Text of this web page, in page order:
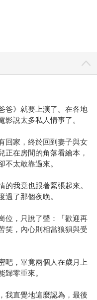
爸》就要上演了。在各地
說太多私人情事了。
回家，終於回到妻子與女
正在房間的角落看繪本，
太敢靠過來。
我竟也跟著緊張起來。
了那個夜晚。
位，只說了聲：「歡迎再
笑，內心則相當狼狽與受
，畢竟兩個人在歲月上
歸零重來。
直覺地這麼認為，最後